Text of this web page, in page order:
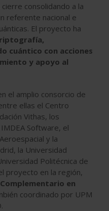
cierre consolidando a la
referente nacional e
El proyecto ha
cuántico con acciones
y apoyo al
el amplio consorcio de
ellas el Centro
Vithas, los
Software, el
y la
la Universidad
Politécnica de
proyecto en la región,
en
coordinado por UPM